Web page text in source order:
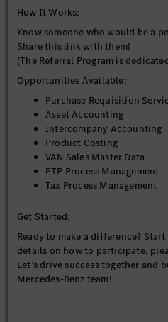
How It Works:
Know someone who would be a
Share this link with them!
(The Referral Program is
Opportunities Available:
Purchase Requisition
Asset Accounting
Intercompany Accounting
Product Costing
VAN Sales Master Data
PTP Process Management
Tax Process Management
Get Started:
Ready to make a difference?
details on how to participate,
Let’s drive success together and
Mercedes-Benz team!